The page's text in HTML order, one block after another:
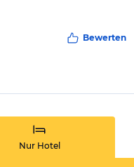
Bewerten
Nur Hotel